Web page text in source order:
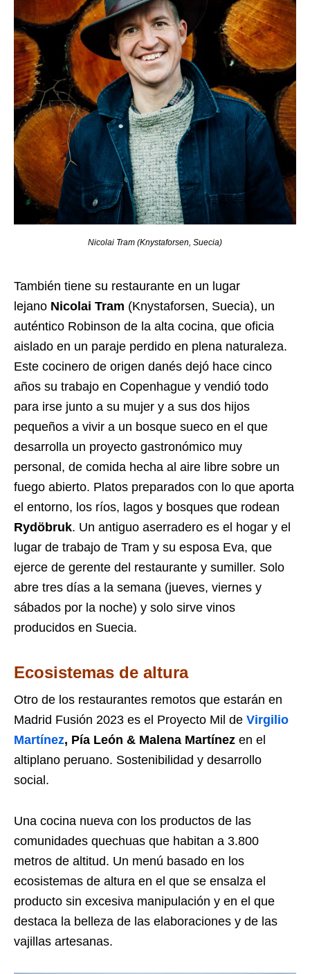
Nicolai Tram (Knystaforsen, Suecia)
También tiene su restaurante en un lugar
lejano Nicolai Tram (Knystaforsen, Suecia), un
auténtico Robinson de la alta cocina, que oficia
aislado en un paraje perdido en plena naturaleza.
Este cocinero de origen danés dejó hace cinco
años su trabajo en Copenhague y vendió todo
para irse junto a su mujer y a sus dos hijos
pequeños a vivir a un bosque sueco en el que
desarrolla un proyecto gastronómico muy
personal, de comida hecha al aire libre sobre un
fuego abierto. Platos preparados con lo que aporta
el entorno, los ríos, lagos y bosques que rodean
Rydöbruk. Un antiguo aserradero es el hogar y el
lugar de trabajo de Tram y su esposa Eva, que
ejerce de gerente del restaurante y sumiller. Solo
abre tres días a la semana (jueves, viernes y
sábados por la noche) y solo sirve vinos
producidos en Suecia.
Ecosistemas de altura
Otro de los restaurantes remotos que estarán en
Madrid Fusión 2023 es el Proyecto Mil de Virgilio
Martínez, Pía León & Malena Martínez en el
altiplano peruano. Sostenibilidad y desarrollo
social.
Una cocina nueva con los productos de las
comunidades quechuas que habitan a 3.800
metros de altitud. Un menú basado en los
ecosistemas de altura en el que se ensalza el
producto sin excesiva manipulación y en el que
destaca la belleza de las elaboraciones y de las
vajillas artesanas.